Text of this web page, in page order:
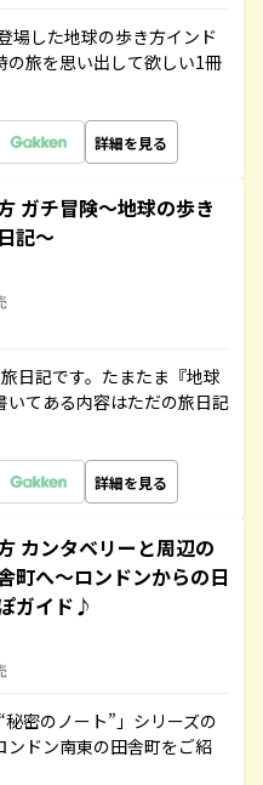
場した地球の歩き方インド
旅を思い出して欲しい1冊
詳細を見る
ガチ冒険～地球の歩き
記～
日記です。たまたま『地球
てある内容はただの旅日記
詳細を見る
カンタベリーと周辺の
町へ～ロンドンからの日
ガイド♪
密のノート”」シリーズの
ドン南東の田舎町をご紹